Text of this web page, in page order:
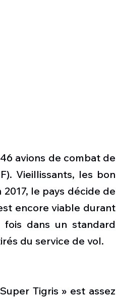
avions de combat de
Vieillissants, les bon
le pays décide de
encore viable durant
dans un standard
du service de vol.
Tigris » est assez